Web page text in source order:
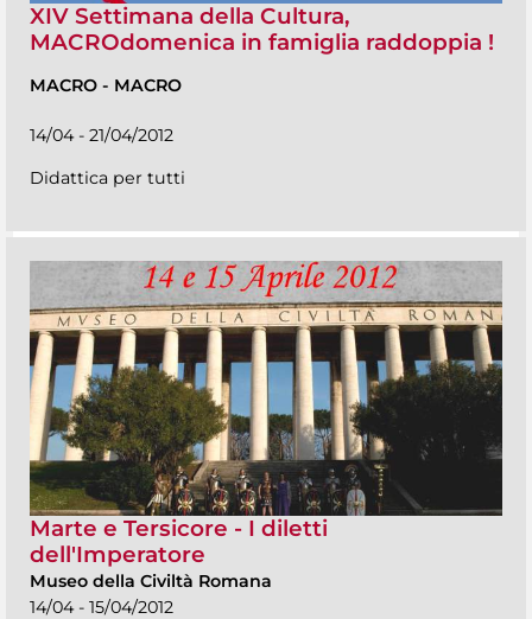
XIV Settimana della Cultura,
MACROdomenica in famiglia raddoppia !
MACRO - MACRO
14/04 - 21/04/2012
Didattica per tutti
Marte e Tersicore - I diletti
dell'Imperatore
Museo della Civiltà Romana
14/04 - 15/04/2012